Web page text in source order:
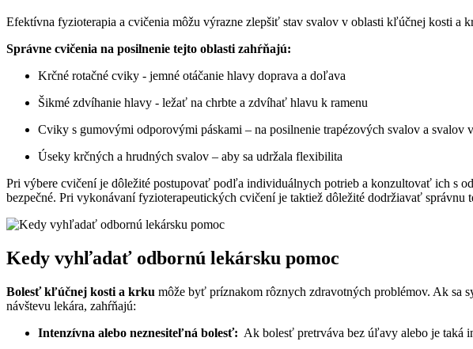
Efektívna‌ fyzioterapia a cvičenia môžu výrazne zlepšiť stav svalov v oblasti ‍kľúčnej kosti⁣ a
Správne ‌cvičenia​ na posilnenie tejto oblasti zahŕňajú:
Krčné⁣ rotačné cviky ​- jemné otáčanie hlavy doprava ​a doľava
Šikmé zdvíhanie hlavy ⁤- ležať na‌ chrbte a⁣ zdvíhať‌ hlavu k ramenu
Cviky s ‍gumovými odporovými páskami – na posilnenie trapézových ‌svalov ⁣a svalov‍
Úseky krčných a ⁢hrudných svalov‌ – aby sa udržala flexibilita
Pri výbere cvičení je dôležité ⁢postupovať podľa individuálnych potrieb a konzultovať ich s
bezpečné. Pri vykonávaní fyzioterapeutických cvičení je taktiež dôležité⁢ dodržiavať⁣ správnu
Kedy‍ vyhľadať odbornú lekársku pomoc
Bolesť kľúčnej ⁣kosti a krku môže byť príznakom rôznych zdravotných problémov. Ak sa
návštevu lekára, zahŕňajú:
Intenzívna alebo neznesiteľná bolesť:
Ak bolesť pretrváva bez úľavy alebo je taká